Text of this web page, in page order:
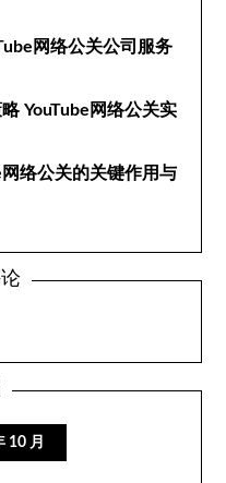
网络公关公司服务
YouTube网络公关实
络公关的关键作用与
10 月